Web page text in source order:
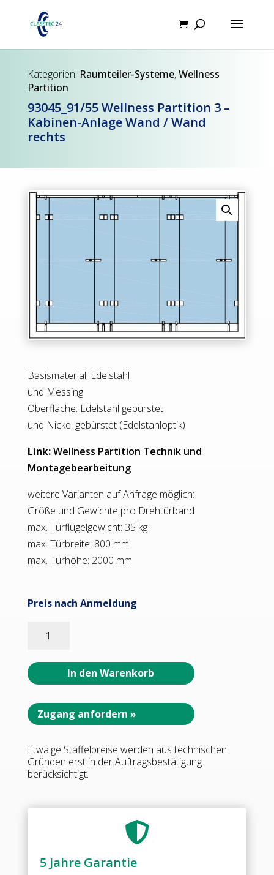
Products
Kategorien: Raumteiler-Systeme,Wellness
Partition
93045_91/55 Wellness Partition 3 –
Kabinen-Anlage Wand / Wand
rechts
Basismaterial: Edelstahl
und Messing
Oberfläche: Edelstahl gebürstet
und Nickel gebürstet (Edelstahloptik)
Link:Wellness Partition Technik und
Montagebearbeitung
weitere Varianten auf Anfrage möglich:
Größe und Gewichte pro Drehtürband
max. Türflügelgewicht: 35 kg
max. Türbreite: 800 mm
max. Türhöhe: 2000 mm
Preis nach Anmeldung
Wellness
3
-
Anlage
Wand
Wand
rechts
In den Warenkorb
Zugang anfordern »
Etwaige Staffelpreise werden aus technischen
Gründen erst in der Auftragsbestätigung
berücksichtigt.

5 Jahre Garantie